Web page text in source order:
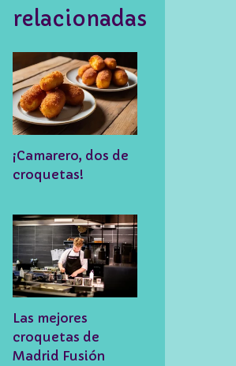
relacionadas
¡Camarero, dos de
croquetas!
Las mejores
croquetas de
Madrid Fusión